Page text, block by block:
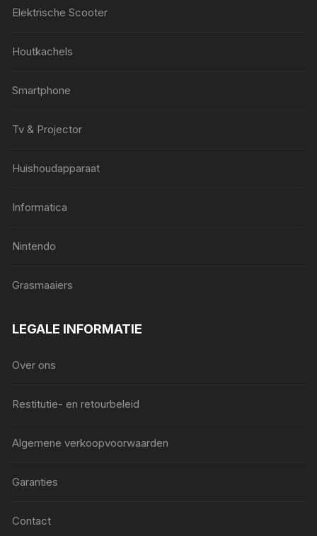
Elektrische Scooter
Houtkachels
Smartphone
Tv & Projector
Huishoudapparaat
Informatica
Nintendo
Grasmaaiers
LEGALE INFORMATIE
Over ons
Restitutie- en retourbeleid
Algemene verkoopvoorwaarden
Garanties
Contact